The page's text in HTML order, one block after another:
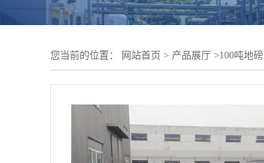
您当前的位置： 网站首页 > 产品展厅 >100吨地磅